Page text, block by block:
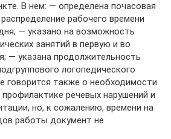
В нем: — определена почасовая
рабочего времени
— указано на возможность
занятий в первую и во
— указана продолжительность
логопедического
говорится также о необходимости
речевых нарушений и
но, к сожалению, времени на
работы документ не